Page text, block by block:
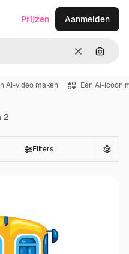
Wissen
Prijzen Aanmelden
AI-video maken Een AI-icoon
2
Filters